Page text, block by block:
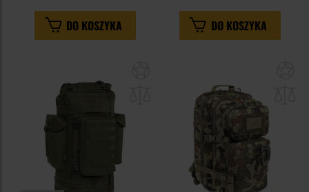
DO KOSZYKA DO KOSZYKA
schowka